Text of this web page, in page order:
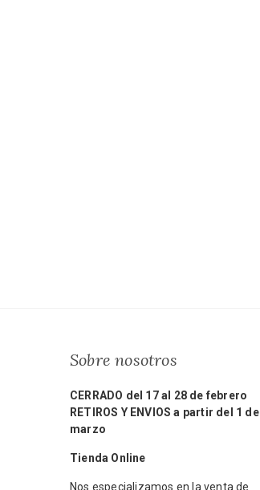
Sobre nosotros
CERRADO del 17 al 28 de febrero
RETIROS Y ENVIOS a partir del 1 de
marzo
Tienda Online
Nos especializamos en la venta de